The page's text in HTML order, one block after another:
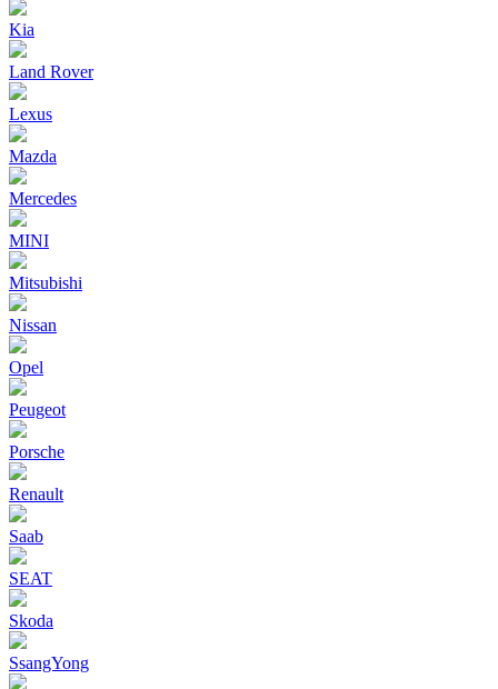
Kia
Land Rover
Lexus
Mazda
Mercedes
MINI
Mitsubishi
Nissan
Opel
Peugeot
Porsche
Renault
Saab
SEAT
Skoda
SsangYong